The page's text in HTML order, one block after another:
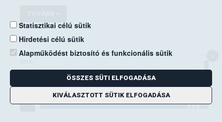
A mezei pocok elleni védekezési kötelezettség
a földhasználók kiemelt feladata
TOVÁBB >
Statisztikai célú sütik
Hirdetési célú sütik
Alapműködést biztosító és funkcionális sütik
ÖSSZES SÜTI ELFOGADÁSA
KIVÁLASZTOTT SÜTIK ELFOGADÁSA